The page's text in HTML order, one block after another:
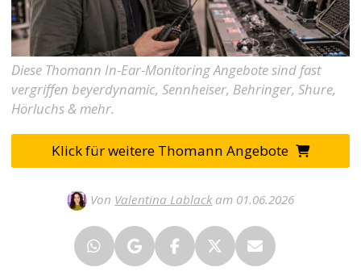
Diese Thomann In-Ear-Monitoring Angebote sind fast
vergriffen beyerdynamic, Sennheiser, Behringer, Shure,
Hörluchs & mehr.
Klick für weitere Thomann Angebote
Von Valentina Lablack am 01.06.2026